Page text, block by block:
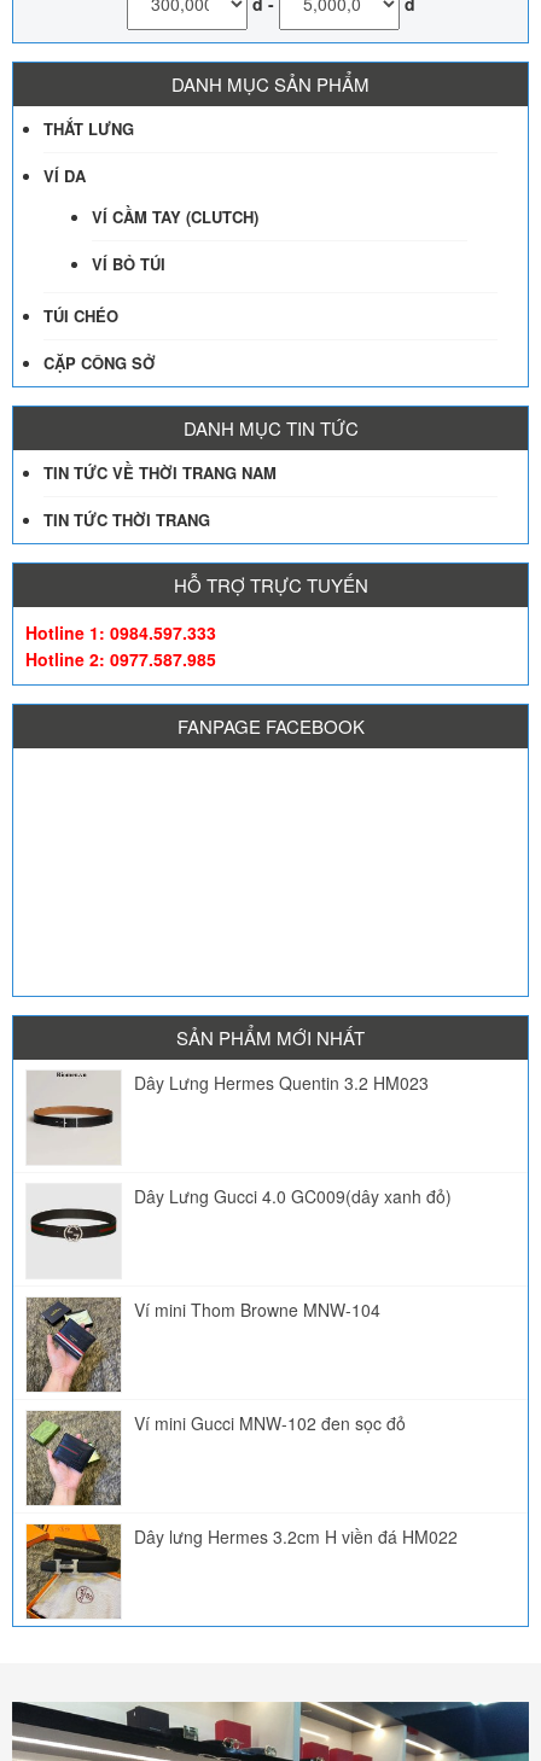
DANH MỤC SẢN PHẨM
THẮT LƯNG
VÍ DA
VÍ CẦM TAY (CLUTCH)
VÍ BỎ TÚI
TÚI CHÉO
CẶP CÔNG SỞ
DANH MỤC TIN TỨC
TIN TỨC VỀ THỜI TRANG NAM
TIN TỨC THỜI TRANG
HỖ TRỢ TRỰC TUYẾN
Hotline 1: 0984.597.333
Hotline 2: 0977.587.985
FANPAGE FACEBOOK
SẢN PHẨM MỚI NHẤT
Dây Lưng Hermes Quentin 3.2 HM023
Dây Lưng Gucci 4.0 GC009(dây xanh đỏ)
Ví mini Thom Browne MNW-104
Ví mini Gucci MNW-102 đen sọc đỏ
Dây lưng Hermes 3.2cm H viền đá HM022